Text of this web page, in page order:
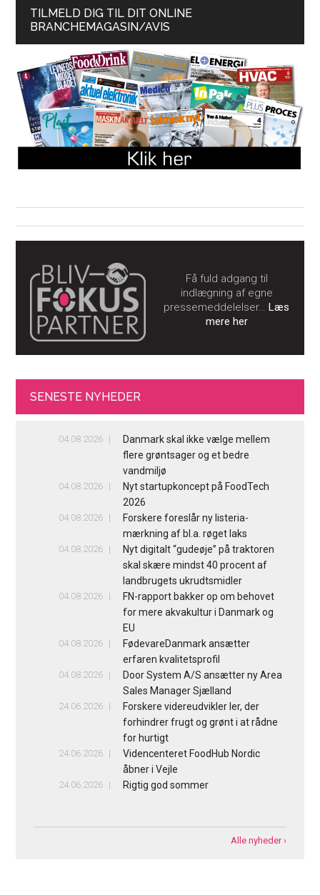
TILMELD DIG TIL DIT ONLINE
BRANCHEMAGASIN/AVIS
Få fuld adgang til
indlægning af egne
pressemeddelelser…Læs
mere her
SENESTE NYHEDER
04.08.2026
Danmark skal ikke vælge mellem
flere grøntsager og et bedre
vandmiljø
04.08.2026
Nyt startupkoncept på FoodTech
2026
04.08.2026
Forskere foreslår ny listeria-
mærkning af bl.a. røget laks
04.08.2026
Nyt digitalt “gudeøje” på traktoren
skal skære mindst 40 procent af
landbrugets ukrudtsmidler
04.08.2026
FN-rapport bakker op om behovet
for mere akvakultur i Danmark og
EU
04.08.2026
FødevareDanmark ansætter
erfaren kvalitetsprofil
04.08.2026
Door System A/S ansætter ny Area
Sales Manager Sjælland
24.06.2026
Forskere videreudvikler ler, der
forhindrer frugt og grønt i at rådne
for hurtigt
24.06.2026
Videncenteret FoodHub Nordic
åbner i Vejle
24.06.2026 Rigtig god sommer
Alle nyheder ›